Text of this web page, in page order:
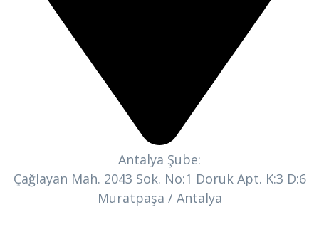
Antalya Şube:
Çağlayan Mah. 2043 Sok. No:1 Doruk Apt. K:3 D:6
Muratpaşa / Antalya